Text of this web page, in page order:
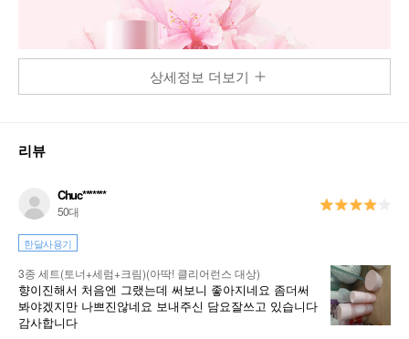
상세정보 더보기
리뷰
Chuc*******
50대
한달사용기
3종 세트(토너+세럼+크림)(아딱! 클리어런스 대상)
향이진해서 처음엔 그랬는데 써보니 좋아지네요 좀더써
봐야겠지만 나쁘진않네요 보내주신 담요잘쓰고 있습니다
감사합니다